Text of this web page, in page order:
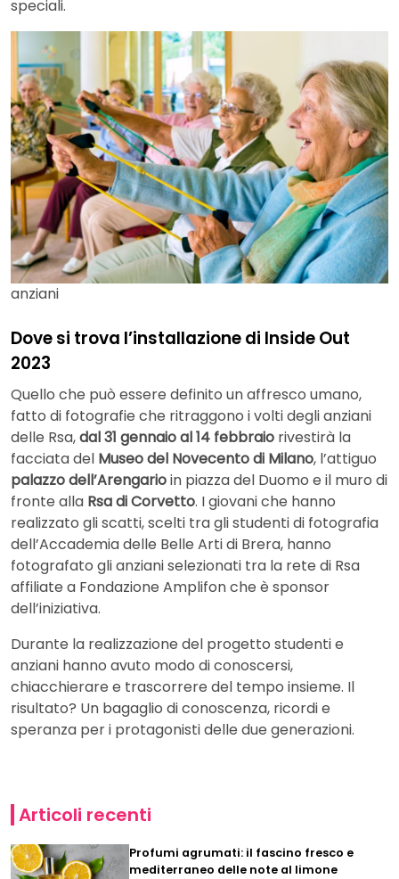
speciali.
anziani
Dove si trova l’installazione di Inside Out
2023
Quello che può essere definito un affresco umano,
fatto di fotografie che ritraggono i volti degli anziani
delle Rsa,dal 31 gennaio al 14 febbraio rivestirà la
facciata del Museo del Novecento di Milano, l’attiguo
palazzo dell’Arengarioin piazza del Duomo e il muro di
fronte alla Rsa di Corvetto. I giovani che hanno
realizzato gli scatti, scelti tra gli studenti di fotografia
dell’Accademia delle Belle Arti di Brera, hanno
fotografato gli anziani selezionati tra la rete di Rsa
affiliate a Fondazione Amplifon che è sponsor
dell’iniziativa.
Durante la realizzazione del progetto studenti e
anziani hanno avuto modo di conoscersi,
chiacchierare e trascorrere del tempo insieme. Il
risultato? Un bagaglio di conoscenza, ricordi e
speranza per i protagonisti delle due generazioni.
Articoli recenti
Profumi agrumati: il fascino fresco e
mediterraneo delle note al limone